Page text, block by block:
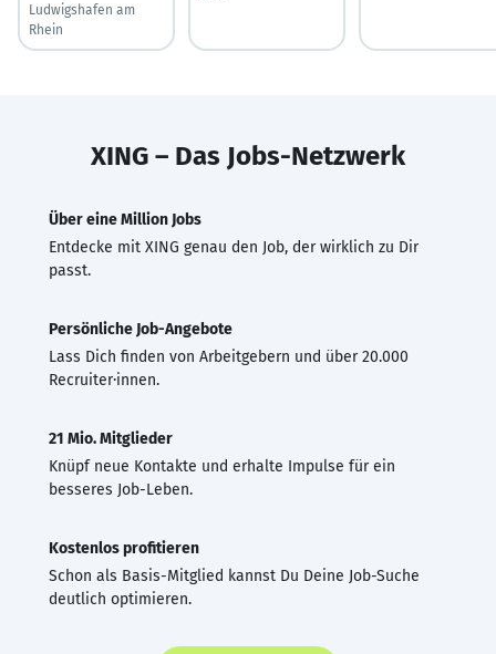
Ludwigshafen am
Rhein
XING – Das Jobs-Netzwerk
Über eine Million Jobs
Entdecke mit XING genau den Job, der wirklich zu Dir
passt.
Persönliche Job-Angebote
Lass Dich finden von Arbeitgebern und über 20.000
Recruiter·innen.
21 Mio. Mitglieder
Knüpf neue Kontakte und erhalte Impulse für ein
besseres Job-Leben.
Kostenlos profitieren
Schon als Basis-Mitglied kannst Du Deine Job-Suche
deutlich optimieren.